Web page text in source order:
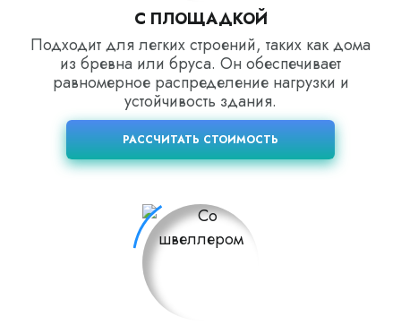
С ПЛОЩАДКОЙ
Подходит для легких строений, таких как дома
из бревна или бруса. Он обеспечивает
равномерное распределение нагрузки и
устойчивость здания.
РАССЧИТАТЬ СТОИМОСТЬ